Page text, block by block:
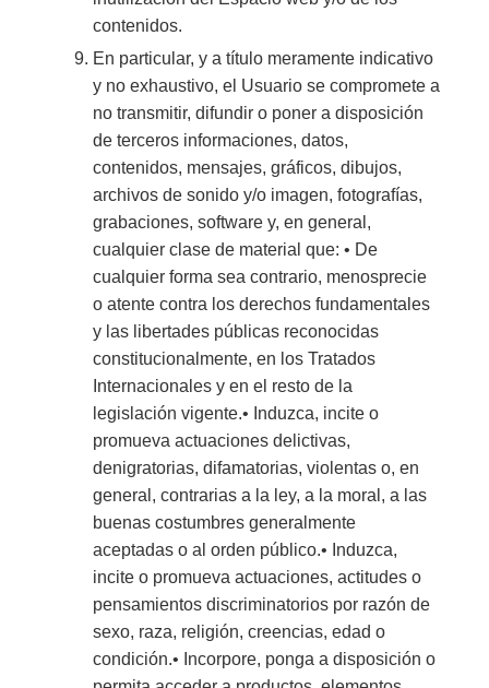
contenidos.
En particular, y a título meramente indicativo
y no exhaustivo, el Usuario se compromete a
no transmitir, difundir o poner a disposición
de terceros informaciones, datos,
contenidos, mensajes, gráficos, dibujos,
archivos de sonido y/o imagen, fotografías,
grabaciones, software y, en general,
cualquier clase de material que: • De
cualquier forma sea contrario, menosprecie
o atente contra los derechos fundamentales
y las libertades públicas reconocidas
constitucionalmente, en los Tratados
Internacionales y en el resto de la
legislación vigente.• Induzca, incite o
promueva actuaciones delictivas,
denigratorias, difamatorias, violentas o, en
general, contrarias a la ley, a la moral, a las
buenas costumbres generalmente
aceptadas o al orden público.• Induzca,
incite o promueva actuaciones, actitudes o
pensamientos discriminatorios por razón de
sexo, raza, religión, creencias, edad o
condición.• Incorpore, ponga a disposición o